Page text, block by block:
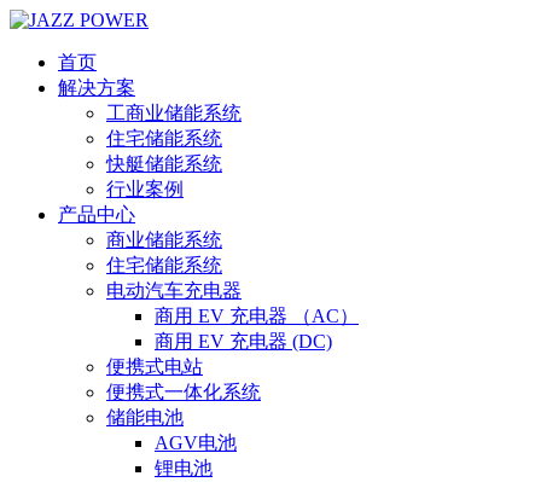
首页
解决方案
工商业储能系统
住宅储能系统
快艇储能系统
行业案例
产品中心
商业储能系统
住宅储能系统
电动汽车充电器
商用 EV 充电器 （AC）
商用 EV 充电器 (DC)
便携式电站
便携式一体化系统
储能电池
AGV电池
锂电池